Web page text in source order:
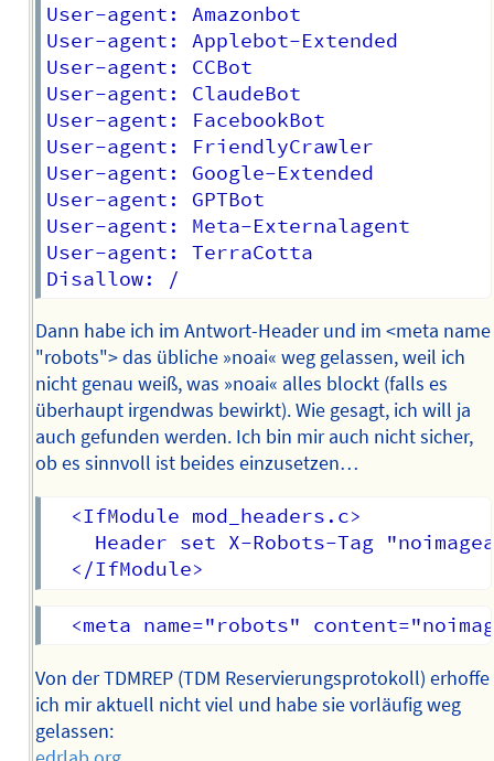
User-agent: Amazonbot
User-agent: Applebot-Extended
User-agent: CCBot
User-agent: ClaudeBot
User-agent: FacebookBot
User-agent: FriendlyCrawler
User-agent: Google-Extended
User-agent: GPTBot
User-agent: Meta-Externalagent
User-agent: TerraCotta
Dann habe ich im Antwort-Header und im <meta name
"robots"> das übliche »noai« weg gelassen, weil ich
nicht genau weiß, was »noai« alles blockt (falls es
überhaupt irgendwas bewirkt). Wie gesagt, ich will ja
auch gefunden werden. Ich bin mir auch nicht sicher,
ob es sinnvoll ist beides einzusetzen…
  <IfModule mod_headers.c>
Header set X-Robots-Tag
Von der TDMREP (TDM Reservierungsprotokoll) erhoffe
ich mir aktuell nicht viel und habe sie vorläufig weg
gelassen: